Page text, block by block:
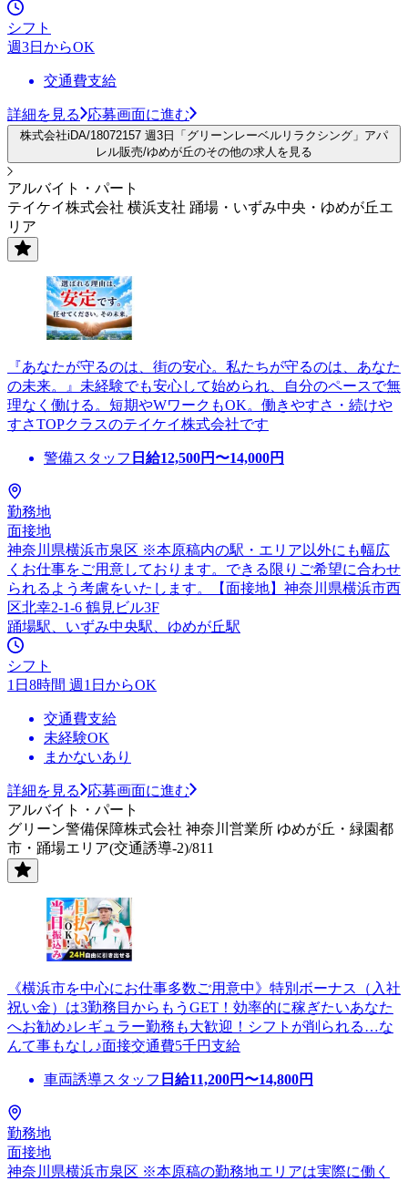
シフト
週3日からOK
交通費支給
詳細を見る 応募画面に進む
株式会社iDA/18072157 週3日「グリーンレーベルリラクシング」アパ
レル販売/ゆめが丘のその他の求人を見る
アルバイト・パート
テイケイ株式会社 横浜支社 踊場・いずみ中央・ゆめが丘エ
リア
『あなたが守るのは、街の安心。私たちが守るのは、あなた
の未来。』未経験でも安心して始められ、自分のペースで無
理なく働ける。短期やWワークもOK。働きやすさ・続けや
すさTOPクラスのテイケイ株式会社です
警備スタッフ 日給12,500円〜14,000円
勤務地
面接地
神奈川県横浜市泉区 ※本原稿内の駅・エリア以外にも幅広
くお仕事をご用意しております。できる限りご希望に合わせ
られるよう考慮をいたします。【面接地】神奈川県横浜市西
区北幸2-1-6 鶴見ビル3F
踊場駅、いずみ中央駅、ゆめが丘駅
シフト
1日8時間 週1日からOK
交通費支給
未経験OK
まかないあり
詳細を見る
応募画面に進む
アルバイト・パート
グリーン警備保障株式会社 神奈川営業所 ゆめが丘・緑園都
市・踊場エリア(交通誘導-2)/811
《横浜市を中心にお仕事多数ご用意中》特別ボーナス（入社
祝い金）は3勤務目からもうGET！効率的に稼ぎたいあなた
へお勧め♪レギュラー勤務も大歓迎！シフトが削られる…な
んて事もなし♪面接交通費5千円支給
車両誘導スタッフ 日給11,200円〜14,800円
勤務地
面接地
神奈川県横浜市泉区 ※本原稿の勤務地エリアは実際に働く